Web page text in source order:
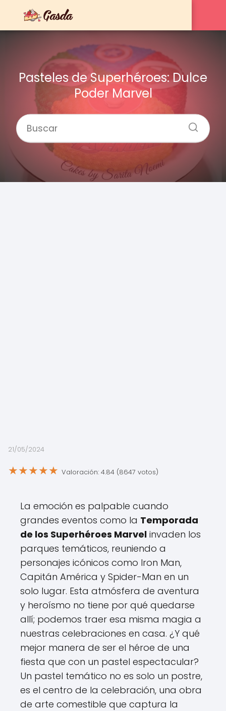
Pasteles de Superhéroes: Dulce
Poder Marvel
21/05/2024
★★★★★ Valoración: 4.84 (8647 votos)
La emoción es palpable cuando
grandes eventos como la Temporada
de los Superhéroes Marvel invaden los
parques temáticos, reuniendo a
personajes icónicos como Iron Man,
Capitán América y Spider-Man en un
solo lugar. Esta atmósfera de aventura
y heroísmo no tiene por qué quedarse
allí; podemos traer esa misma magia a
nuestras celebraciones en casa. ¿Y qué
mejor manera de ser el héroe de una
fiesta que con un pastel espectacular?
Un pastel temático no es solo un postre,
es el centro de la celebración, una obra
de arte comestible que captura la